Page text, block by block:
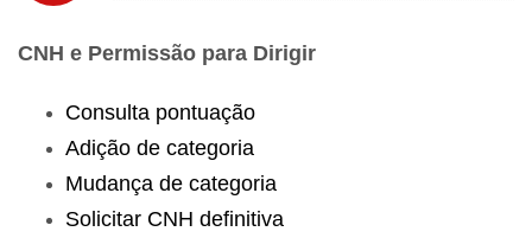
CNH e Permissão para Dirigir
Consulta pontuação
Adição de categoria
Mudança de categoria
Solicitar CNH definitiva